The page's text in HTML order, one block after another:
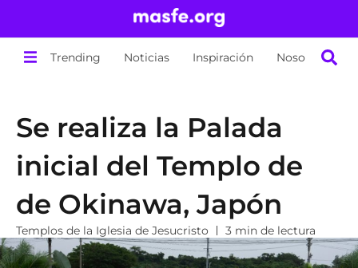
Trending Noticias Inspiración Nosotros
Se realiza la Palada
inicial del Templo de
de Okinawa, Japón
Templos de la Iglesia de Jesucristo 3 min de lectura